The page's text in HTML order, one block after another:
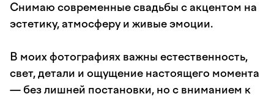
Снимаю современные свадьбы с акцентом на
эстетику, атмосферу и живые эмоции.
В моих фотографиях важны естественность,
свет, детали и ощущение настоящего момента
— без лишней постановки, но с вниманием к